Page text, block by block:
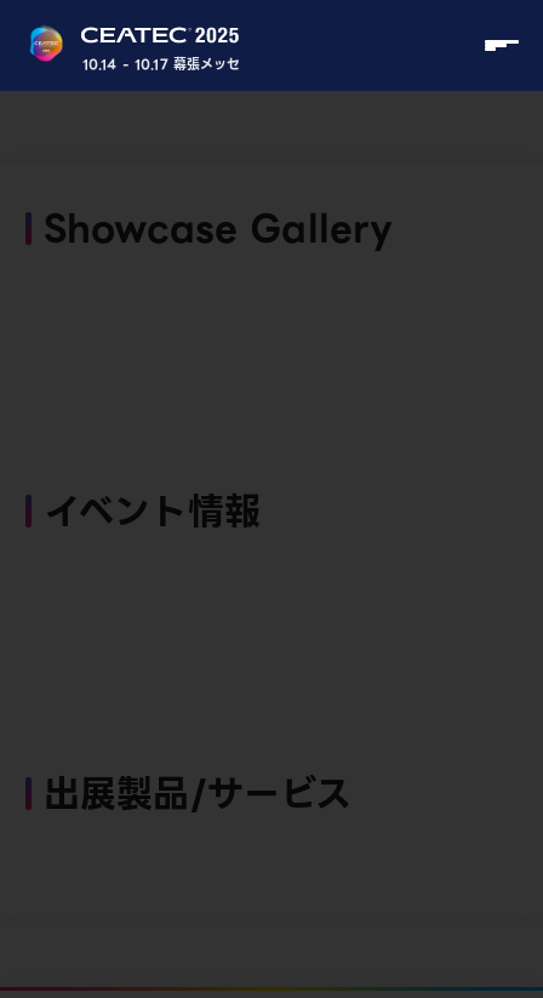
10.14 - 10.17 幕張メッセ
Showcase Gallery
イベント情報
出展製品/サービス